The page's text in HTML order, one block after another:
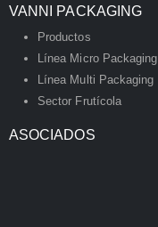
VANNI PACKAGING
Productos
Línea Micro Packaging
Línea Multi Packaging
Sector Frutícola
ASOCIADOS